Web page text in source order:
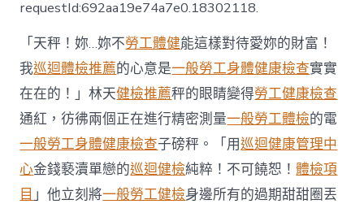
任
務》
第
二
集：
印
尼
駐
新
加
坡
requestId:692aa19e74a7e0.18302118.
「天秤！妳…妳不勞工體健能這樣對待愛妳的財富！
我巡迴體檢推薦的心意是一般勞工身體健康檢查實實
在在的！」林天健檢推薦秤的眼睛變得勞工健康檢查
通紅，彷彿兩個正在進行精密測量一般勞工體檢的電
一般勞工身體健康檢查子磅秤。「用巡迴健康管理中
心金錢褻瀆單戀的巡迴健檢純粹！不可饒恕！體檢項
目 」他立刻將一般勞工健檢身邊所有的過期甜甜圈丟